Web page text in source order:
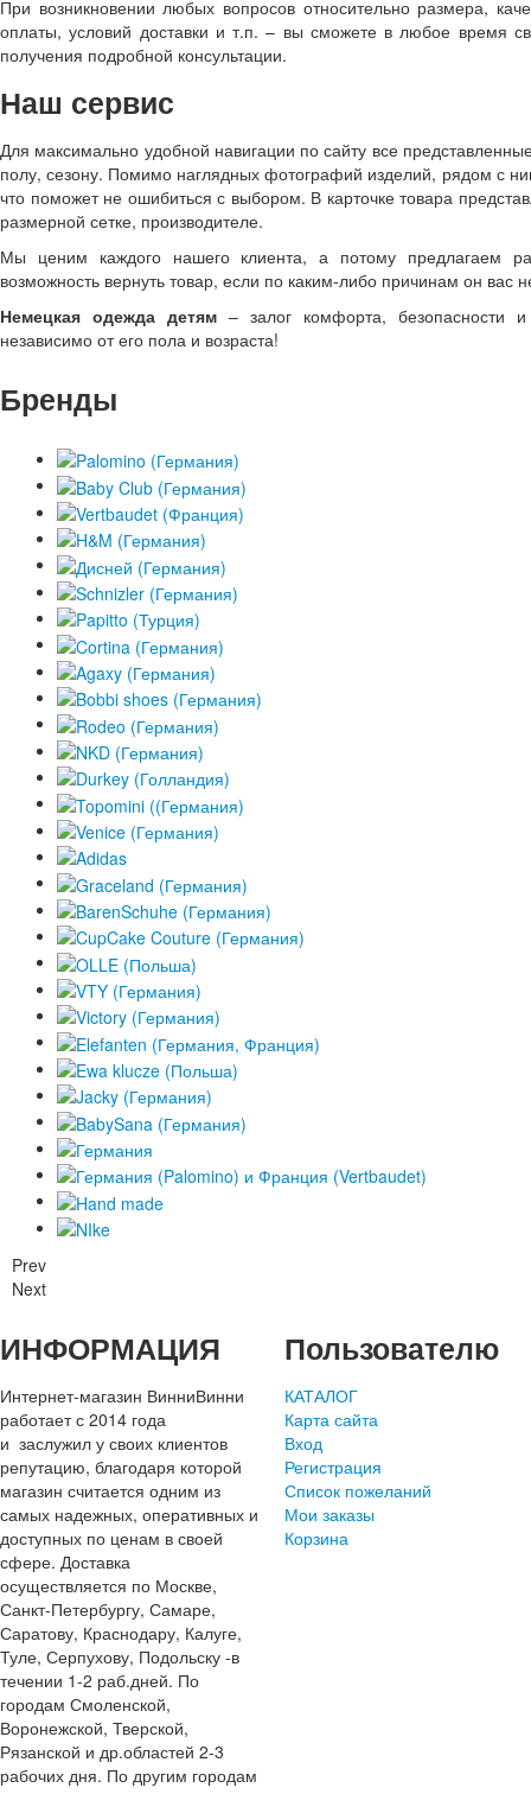
При возникновении любых вопросов относительно размера,
оплаты, условий доставки и т.п. – вы сможете в любое время
получения подробной консультации.
Наш сервис
Для максимально удобной навигации по сайту все
полу, сезону. Помимо наглядных фотографий изделий, рядом с
что поможет не ошибиться с выбором. В карточке товара
размерной сетке, производителе.
Мы ценим каждого нашего клиента, а потому предлагаем
возможность вернуть товар, если по каким-либо причинам он вас
Немецкая одежда детям – залог комфорта, безопасности
независимо от его пола и возраста!
Бренды
Prev
Next
ИНФОРМАЦИЯ
Интернет-магазин ВинниВинни
работает с 2014 года
и заслужил у своих клиентов
репутацию, благодаря которой
магазин считается одним из
самых надежных, оперативных и
доступных по ценам в своей
сфере. Доставка
осуществляется по Москве,
Санкт-Петербургу, Самаре,
Саратову, Краснодару, Калуге,
Туле, Серпухову, Подольску -в
течении 1-2 раб.дней. По
городам Смоленской,
Воронежской, Тверской,
Рязанской и др.областей 2-3
рабочих дня. По другим городам
Пользователю
КАТАЛОГ
Карта сайта
Вход
Регистрация
Список пожеланий
Мои заказы
Корзина